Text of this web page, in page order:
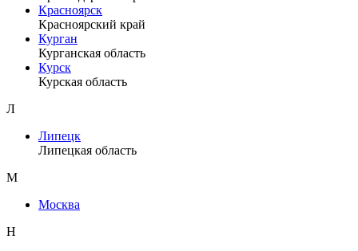
Красноярск
Красноярский край
Курган
Курганская область
Курск
Курская область
Л
Липецк
Липецкая область
М
Москва
Н